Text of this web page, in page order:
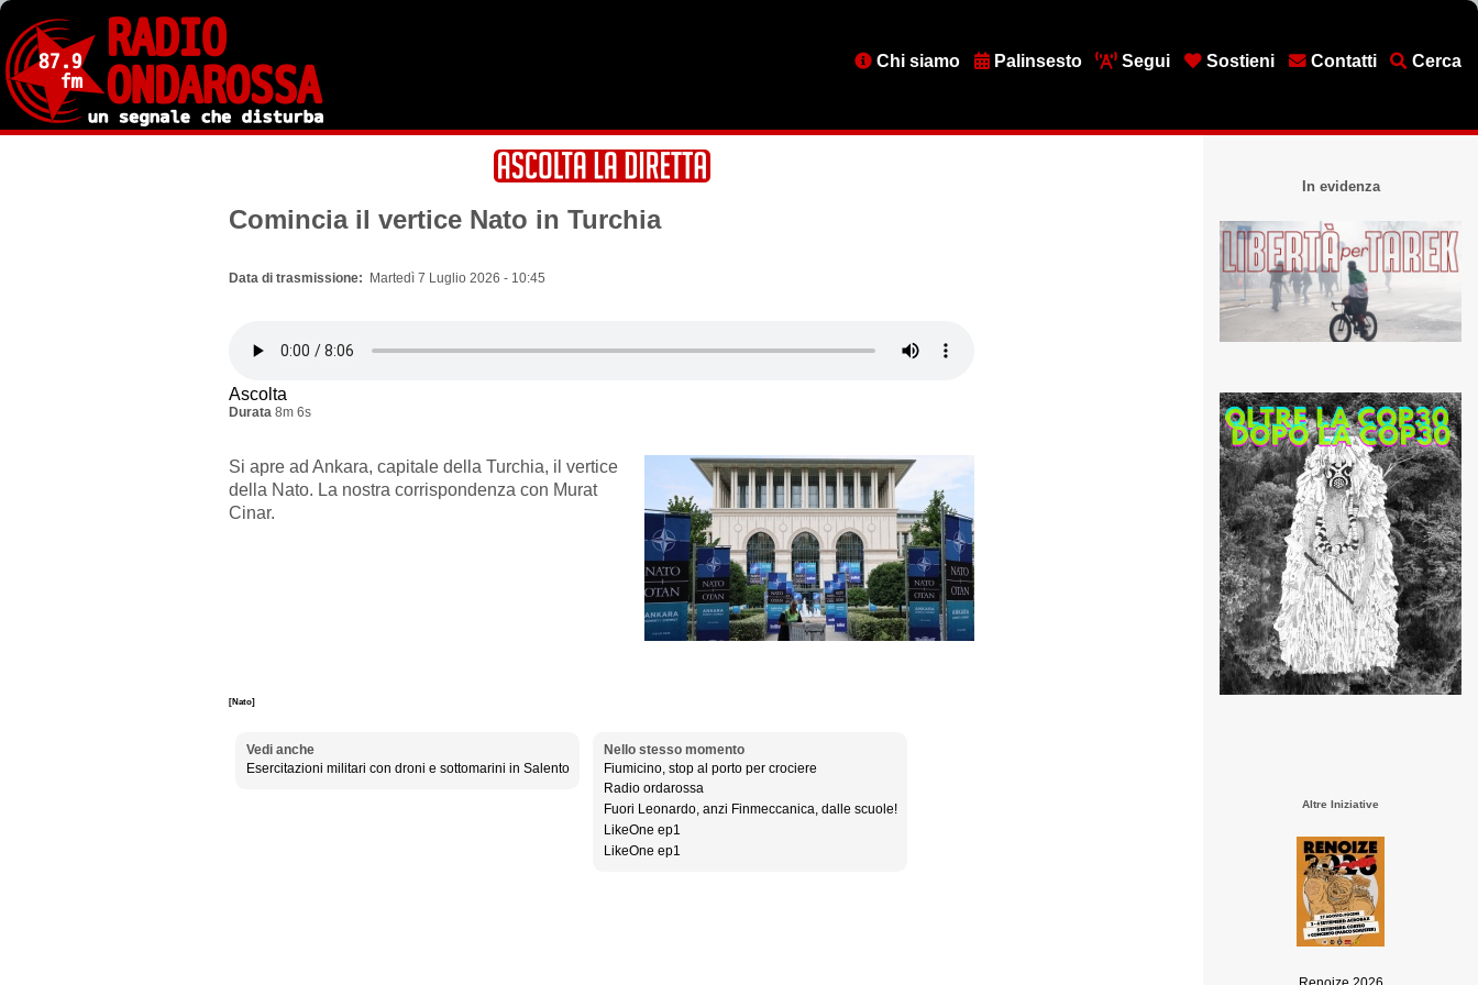
Salta
contenuto
principale
MenuChi siamo Palinsesto Segui Sostieni Contatti Cerca
Comincia il vertice Nato in Turchia
Data di trasmissione Martedì 7 Luglio 2026 - 10:45
Ascolta
Durata 8m 6s
Si apre ad Ankara, capitale della Turchia, il vertice
della Nato. La nostra corrispondenza con Murat
Cinar.
[Nato]
Vedi anche
Esercitazioni militari con droni e sottomarini in Salento
Nello stesso momento
Fiumicino, stop al porto per crociere
Radio ordarossa
Fuori Leonardo, anzi Finmeccanica, dalle scuole!
LikeOne ep1
LikeOne ep1
In evidenza
Altre Iniziative